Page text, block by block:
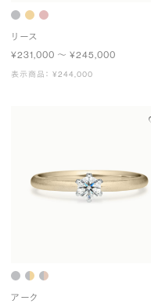
リース
¥231,000 〜 ¥245,000
表示商品： ¥244,000
アーク